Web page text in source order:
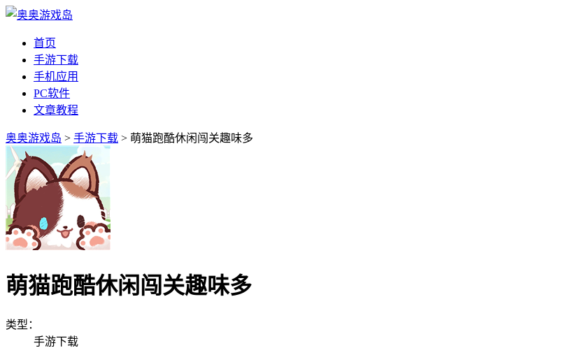
首页
手游下载
手机应用
PC软件
文章教程
奥奥游戏岛 > 手游下载 > 萌猫跑酷休闲闯关趣味多
萌猫跑酷休闲闯关趣味多
类型：
手游下载